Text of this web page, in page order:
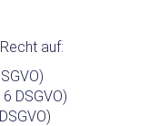
auf:
DSGVO)